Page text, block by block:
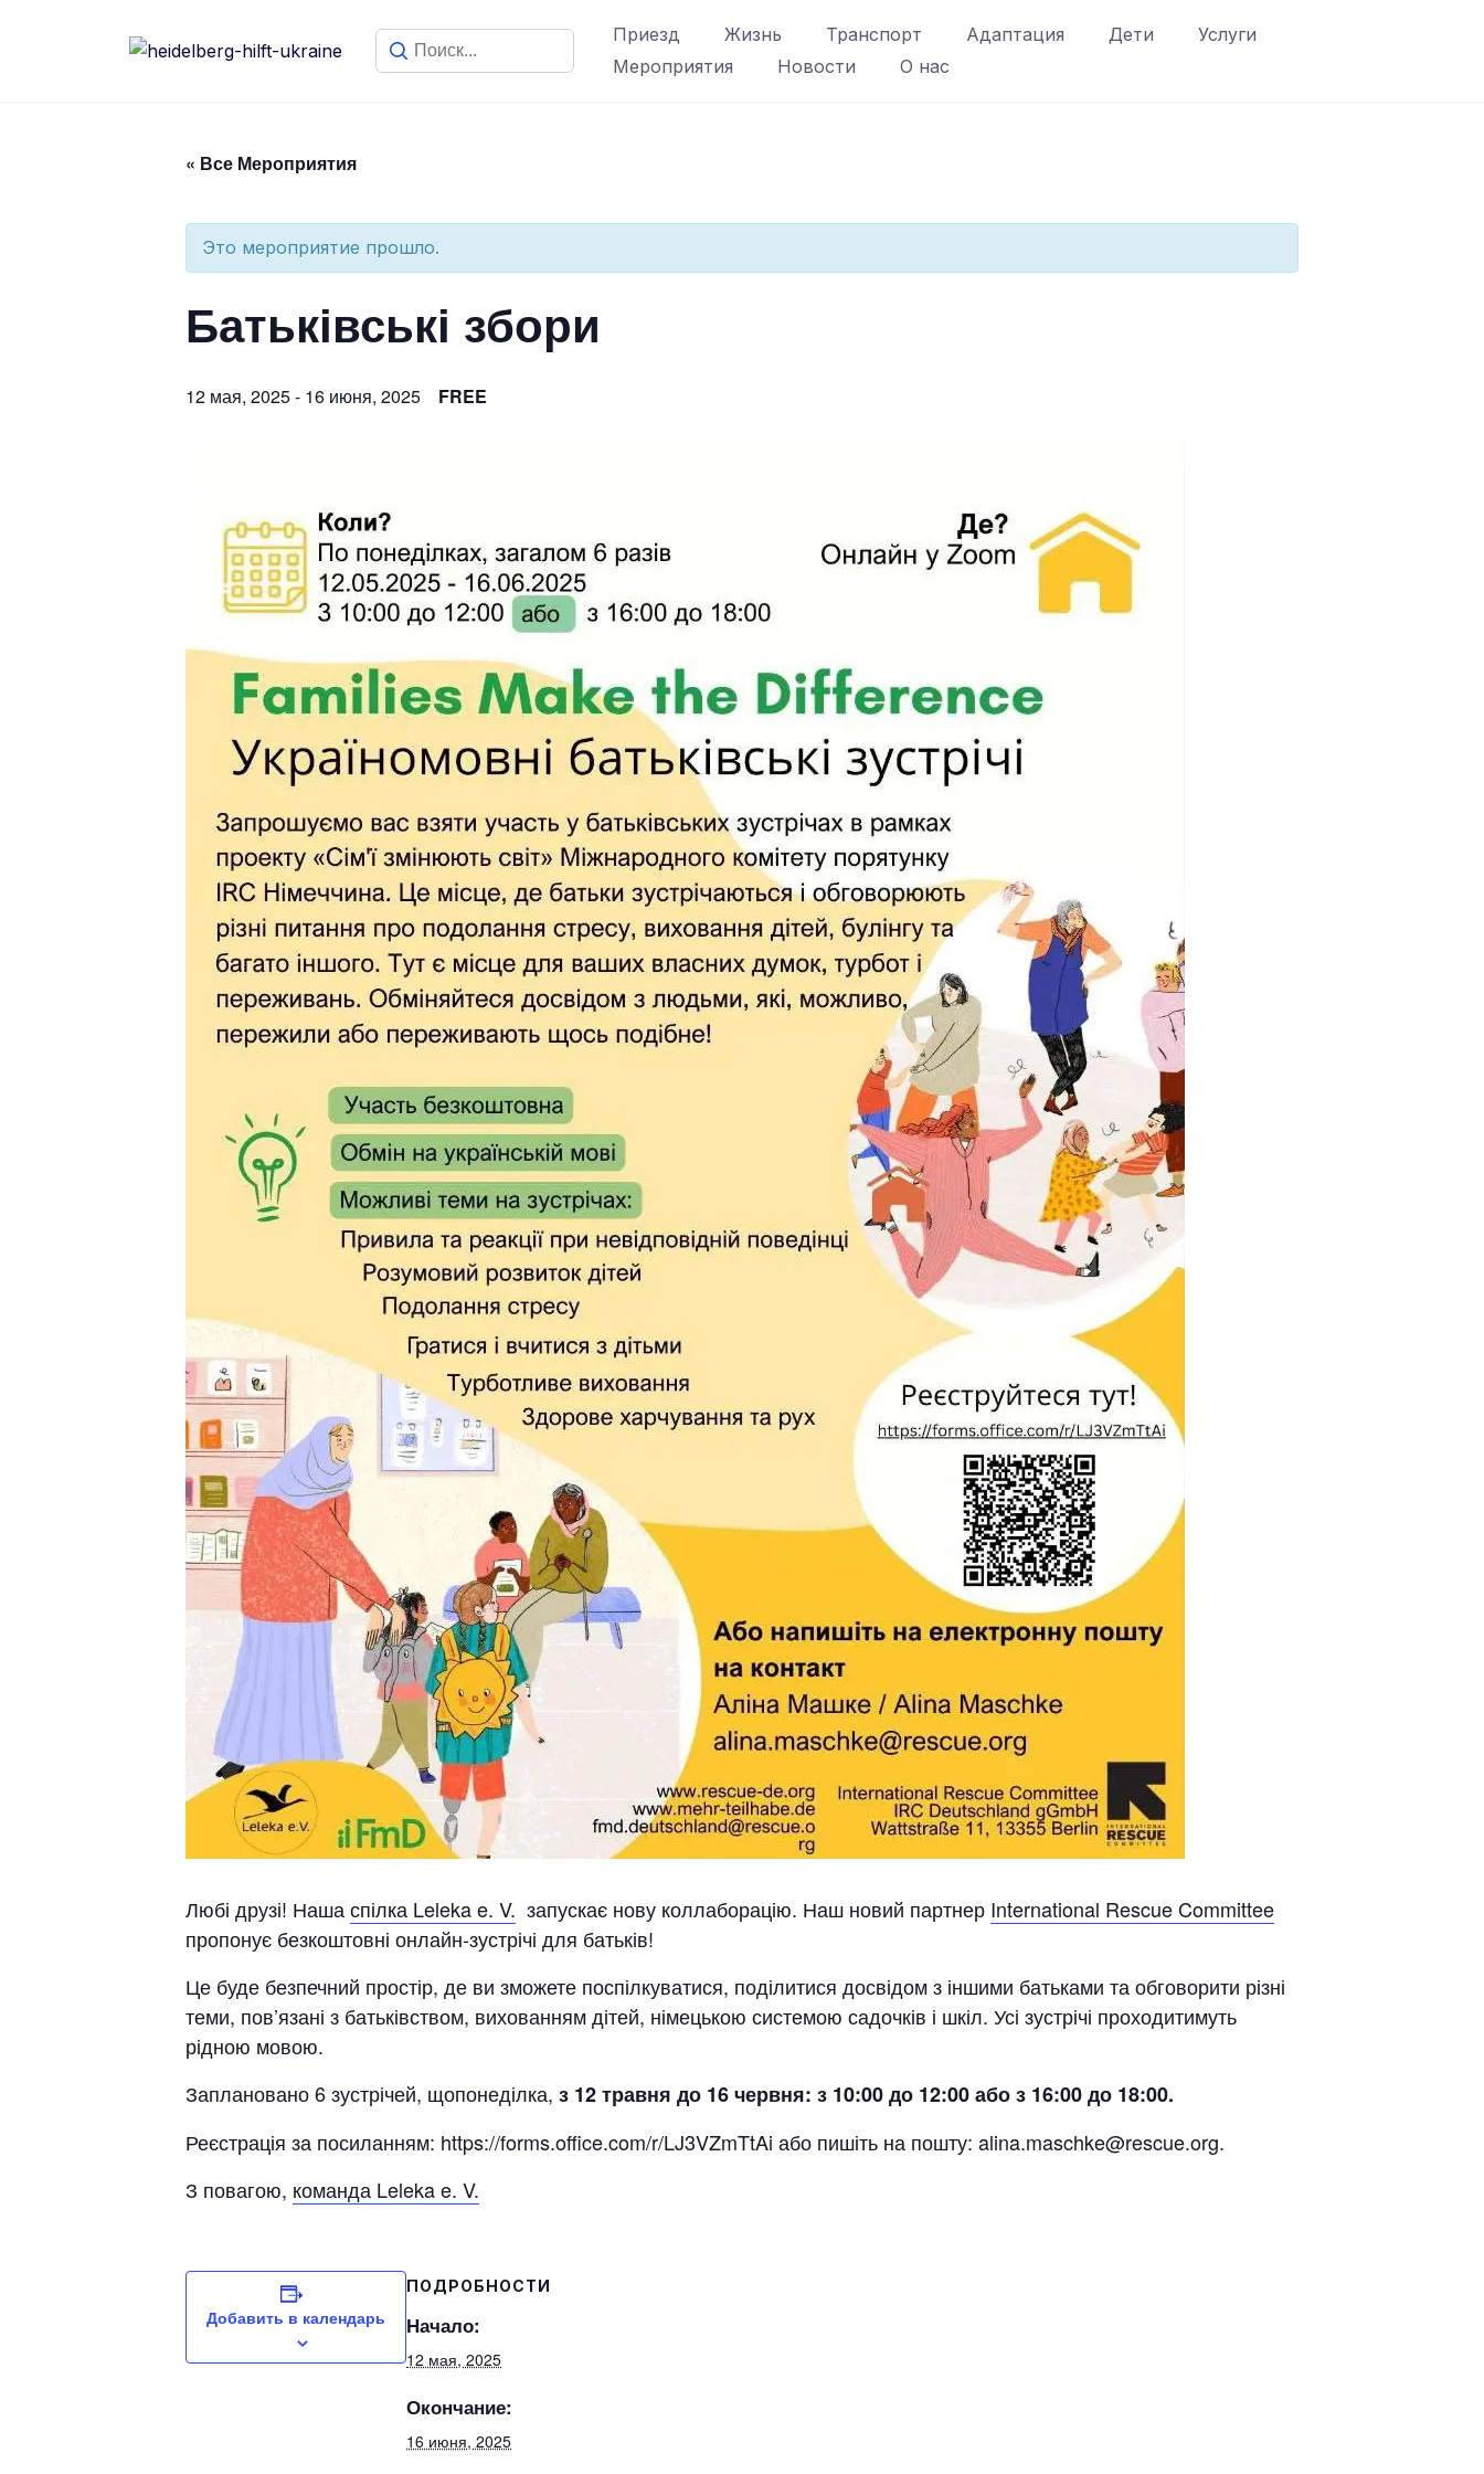
Приезд Жизнь Транспорт Адаптация Дети
Услуги
Мероприятия
Новости О нас
« Все Мероприятия
Это мероприятие прошло.
Батьківські збори
12 мая, 2025- 16 июня, 2025 FREE
Любі друзі! Нашаспілка Leleka e. V. запускає нову коллаборацію. Наш новий партнер International Rescue Committee
пропонує безкоштовні онлайн-зустрічі для батьків!
Це буде безпечний простір, де ви зможете поспілкуватися, поділитися досвідом з іншими батьками та обговорити різні
теми, пов’язані з батьківством, вихованням дітей, німецькою системою садочків і шкіл. Усі зустрічі проходитимуть
рідною мовою.
Заплановано 6 зустрічей, щопонеділка, з 12 травня до 16 червня: з 10:00 до 12:00 або з 16:00 до 18:00.
Реєстрація за посиланням: https://forms.office.com/r/LJ3VZmTtAi або пишіть на пошту: alina.maschke@rescue.org.
З повагою, команда Leleka e. V.
Добавить в календарь
ПОДРОБНОСТИ
Начало:
12 мая, 2025
Окончание:
16 июня, 2025